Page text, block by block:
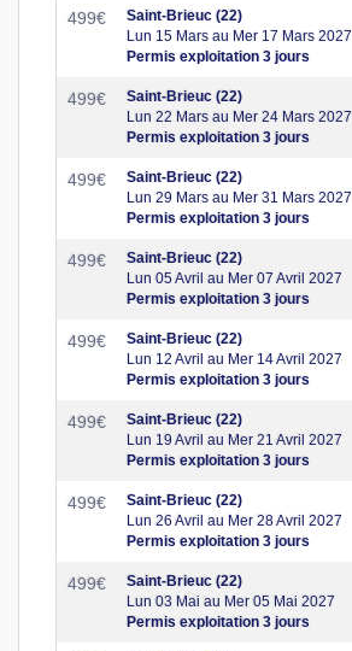
499€
Saint-Brieuc (22)
Lun 15 Mars au Mer 17 Mars 2027
Permis exploitation 3 jours
499€
Saint-Brieuc (22)
Lun 22 Mars au Mer 24 Mars 2027
Permis exploitation 3 jours
499€
Saint-Brieuc (22)
Lun 29 Mars au Mer 31 Mars 2027
Permis exploitation 3 jours
499€
Saint-Brieuc (22)
Lun 05 Avril au Mer 07 Avril 2027
Permis exploitation 3 jours
499€
Saint-Brieuc (22)
Lun 12 Avril au Mer 14 Avril 2027
Permis exploitation 3 jours
499€
Saint-Brieuc (22)
Lun 19 Avril au Mer 21 Avril 2027
Permis exploitation 3 jours
499€
Saint-Brieuc (22)
Lun 26 Avril au Mer 28 Avril 2027
Permis exploitation 3 jours
499€
Saint-Brieuc (22)
Lun 03 Mai au Mer 05 Mai 2027
Permis exploitation 3 jours